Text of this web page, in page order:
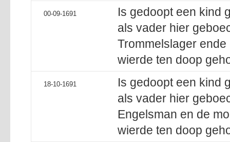
00-09-1691
Is gedoopt een kind
als vader hier
Trommelslager
wierde ten doop
18-10-1691
Is gedoopt een kind
als vader hier
Engelsman en de
wierde ten doop